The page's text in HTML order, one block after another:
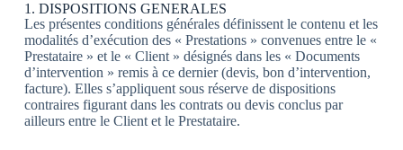
1. DISPOSITIONS GENERALES
Les présentes conditions générales définissent le contenu et les
modalités d’exécution des « Prestations » convenues entre le «
Prestataire » et le « Client » désignés dans les « Documents
d’intervention » remis à ce dernier (devis, bon d’intervention,
facture). Elles s’appliquent sous réserve de dispositions
contraires figurant dans les contrats ou devis conclus par
ailleurs entre le Client et le Prestataire.